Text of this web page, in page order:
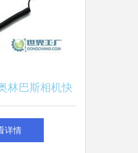
林巴斯相机快
器材中的实用
详情